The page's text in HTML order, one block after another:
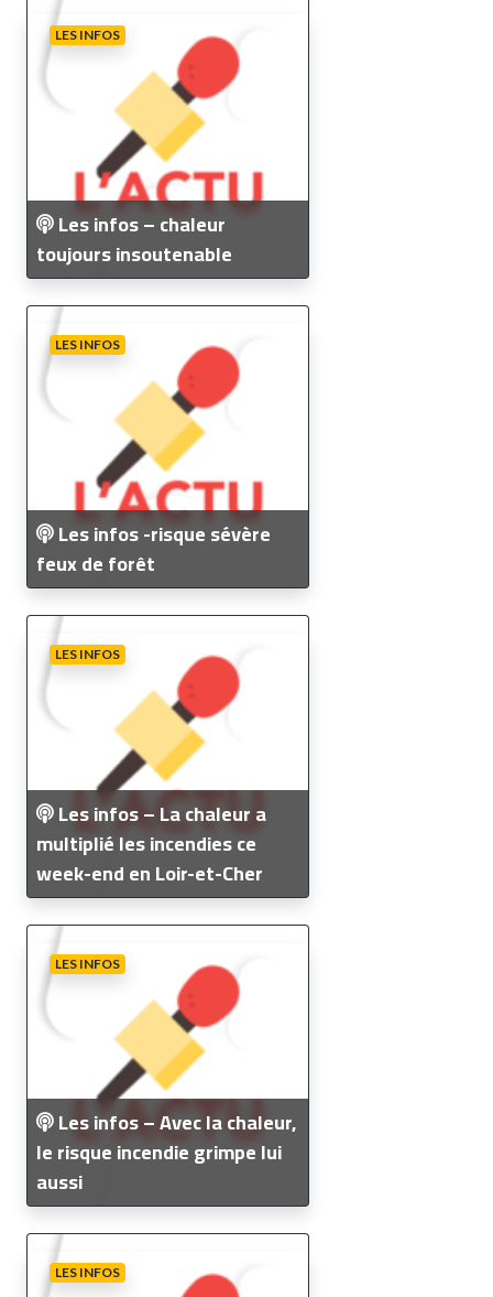
LES INFOS
Les infos – chaleur
toujours insoutenable
LES INFOS
Les infos -risque sévère
feux de forêt
LES INFOS
Les infos – La chaleur a
multiplié les incendies ce
week-end en Loir-et-Cher
LES INFOS
Les infos – Avec la chaleur,
le risque incendie grimpe lui
aussi
LES INFOS